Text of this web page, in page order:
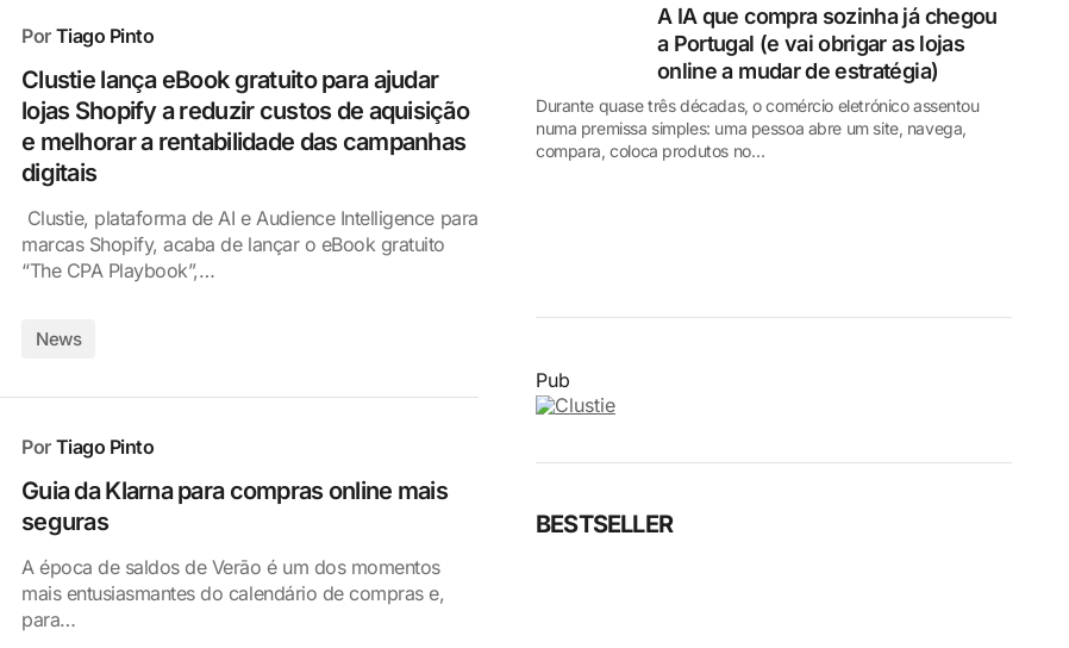
Por Tiago Pinto
Clustie lança eBook gratuito para ajudar
lojas Shopify a reduzir custos de aquisição
e melhorar a rentabilidade das campanhas
digitais
Clustie, plataforma de AI e Audience Intelligence para
marcas Shopify, acaba de lançar o eBook gratuito
“The CPA Playbook”,…
News
Por Tiago Pinto
Guia da Klarna para compras online mais
seguras
A época de saldos de Verão é um dos momentos
mais entusiasmantes do calendário de compras e,
para…
A IA que compra sozinha já chegou
a Portugal (e vai obrigar as lojas
online a mudar de estratégia)
Durante quase três décadas, o comércio eletrónico assentou
numa premissa simples: uma pessoa abre um site, navega,
compara, coloca produtos no…
Pub
BESTSELLER